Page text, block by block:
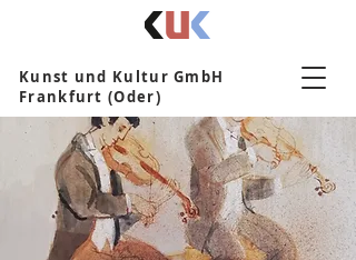
Kunst und Kultur GmbH
Frankfurt (Oder)